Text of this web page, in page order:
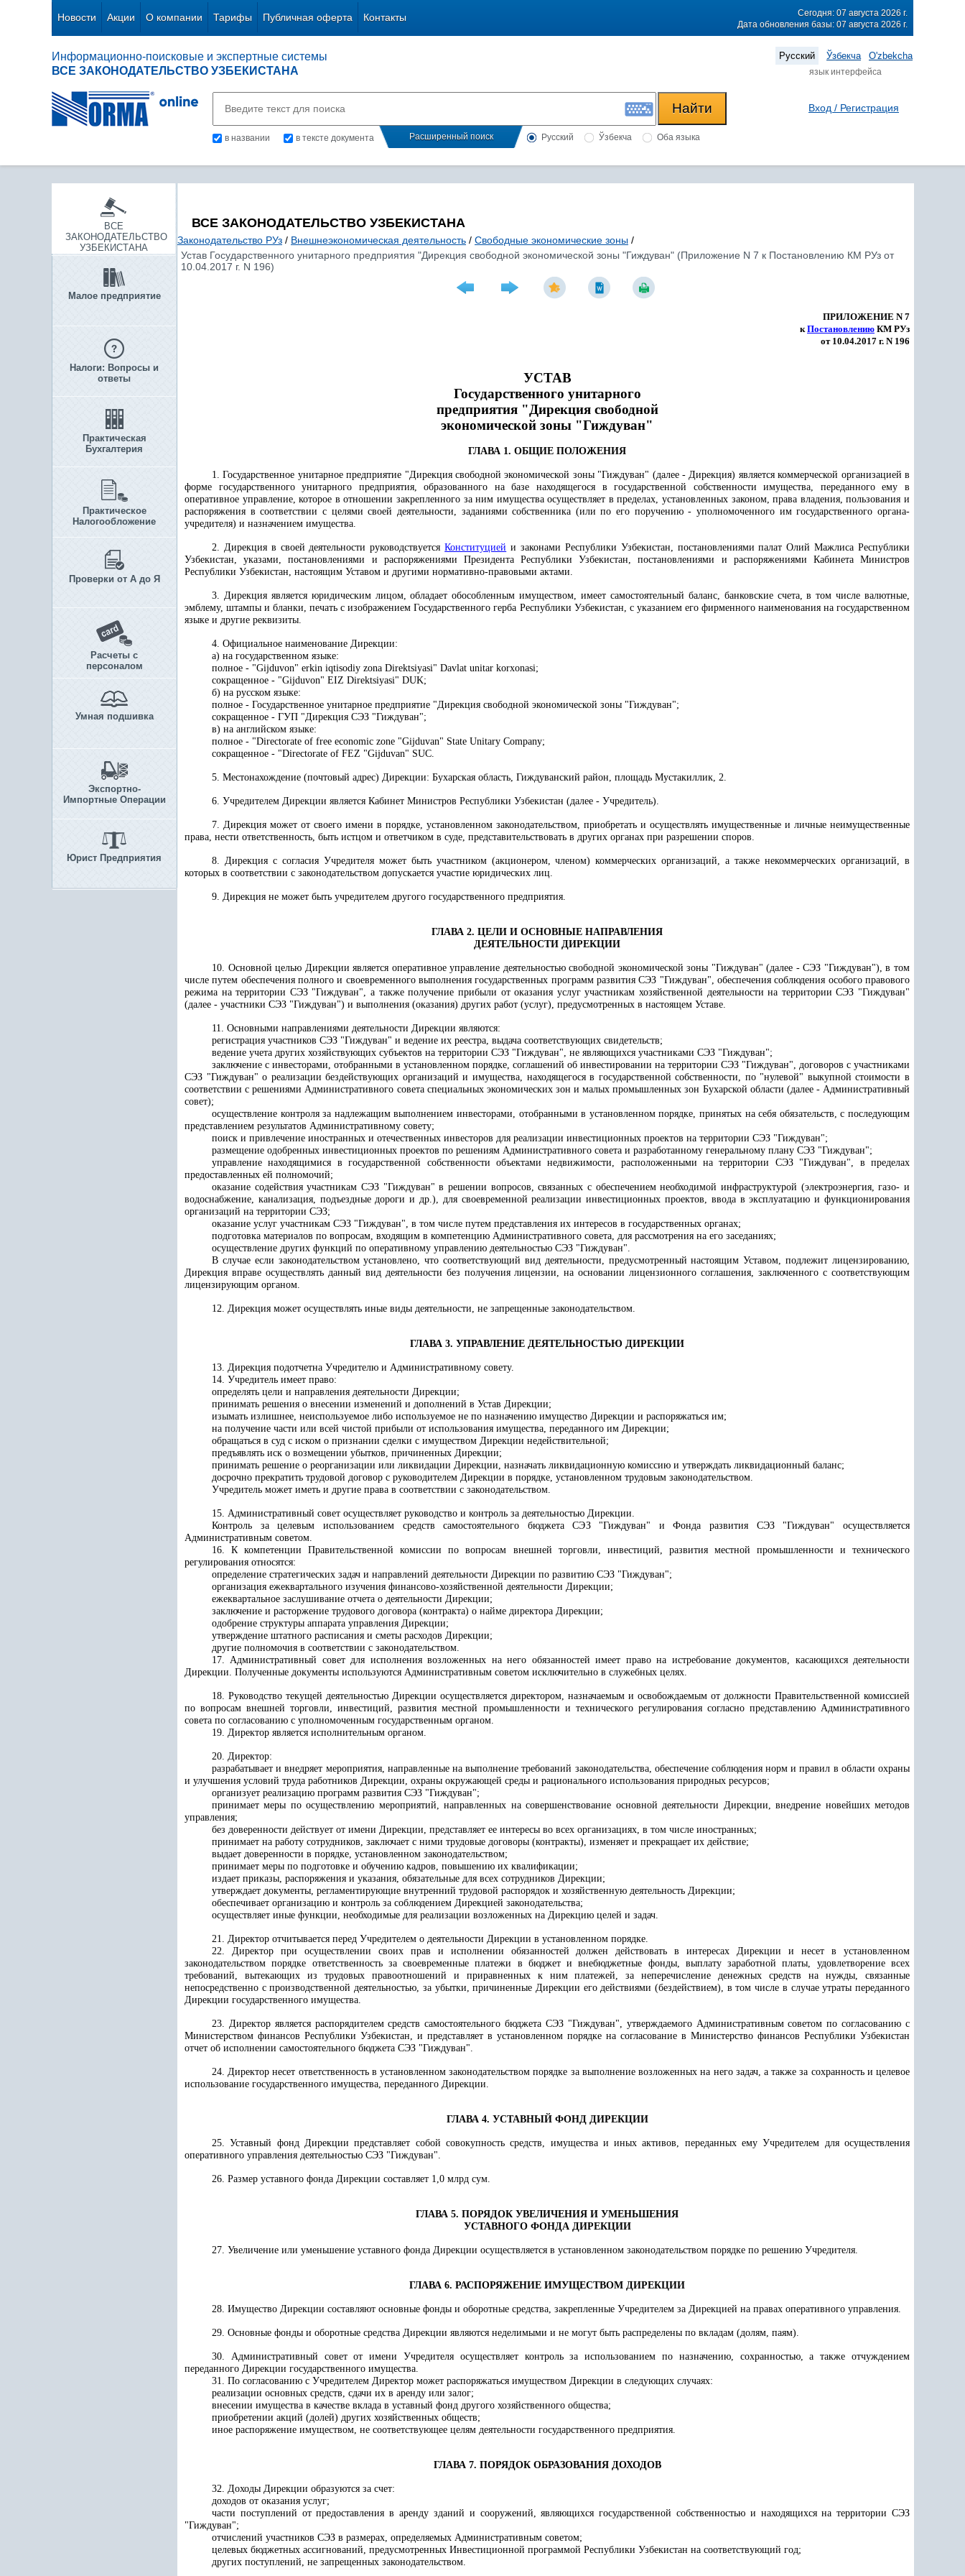
Новости Акции О компании Тарифы Публичная оферта Контакты
Сегодня: 07 августа 2026 г.
Дата обновления базы: 07 августа 2026 г.
Информационно-поисковые и экспертные системы
ВСЕ ЗАКОНОДАТЕЛЬСТВО УЗБЕКИСТАНА
Русский Ўзбекча O'zbekcha
язык интерфейса
в названии в тексте документа Расширенный поиск Русский Ўзбекча Оба языка
Вход / Регистрация
ВСЕ
ЗАКОНОДАТЕЛЬСТВО
УЗБЕКИСТАНА
Малое предприятие
Налоги: Вопросы и
ответы
Практическая
Бухгалтерия
Практическое
Налогообложение
Проверки от А до Я
Расчеты с
персоналом
Умная подшивка
Экспортно-
Импортные Операции
Юрист Предприятия
ВСЕ ЗАКОНОДАТЕЛЬСТВО УЗБЕКИСТАНА
Законодательство РУз / Внешнеэкономическая деятельность / Свободные экономические зоны /
Устав Государственного унитарного предприятия "Дирекция свободной экономической зоны "Гиждуван" (Приложение N 7 к Постановлению КМ РУз от
10.04.2017 г. N 196)
ПРИЛОЖЕНИЕ N 7
кПостановлению КМ РУз
от 10.04.2017 г. N 196
УСТАВ
Государственного унитарного
предприятия "Дирекция свободной
экономической зоны "Гиждуван"
ГЛАВА 1. ОБЩИЕ ПОЛОЖЕНИЯ
1. Государственное унитарное предприятие "Дирекция свободной экономической зоны "Гиждуван" (далее - Дирекция) является коммерческой организацией в
форме государственного унитарного предприятия, образованного на базе находящегося в государственной собственности имущества, переданного ему в
оперативное управление, которое в отношении закрепленного за ним имущества осуществляет в пределах, установленных законом, права владения, пользования и
распоряжения в соответствии с целями своей деятельности, заданиями собственника (или по его поручению - уполномоченного им государственного органа-
учредителя) и назначением имущества.
2. Дирекция в своей деятельности руководствуетсяКонституцией и законами Республики Узбекистан, постановлениями палат Олий Мажлиса Республики
Узбекистан, указами, постановлениями и распоряжениями Президента Республики Узбекистан, постановлениями и распоряжениями Кабинета Министров
Республики Узбекистан, настоящим Уставом и другими нормативно-правовыми актами.
3. Дирекция является юридическим лицом, обладает обособленным имуществом, имеет самостоятельный баланс, банковские счета, в том числе валютные,
эмблему, штампы и бланки, печать с изображением Государственного герба Республики Узбекистан, с указанием его фирменного наименования на государственном
языке и другие реквизиты.
4. Официальное наименование Дирекции:
а) на государственном языке:
полное - "Gijduvon" erkin iqtisodiy zona Direktsiyasi" Davlat unitar korxonasi;
сокращенное - "Gijduvon" EIZ Direktsiyasi" DUK;
б) на русском языке:
полное - Государственное унитарное предприятие "Дирекция свободной экономической зоны "Гиждуван";
сокращенное - ГУП "Дирекция СЭЗ "Гиждуван";
в) на английском языке:
полное - "Directorate of free economic zone "Gijduvan" State Unitary Company;
сокращенное - "Directorate of FEZ "Gijduvan" SUC.
5. Местонахождение (почтовый адрес) Дирекции: Бухарская область, Гиждуванский район, площадь Мустакиллик, 2.
6. Учредителем Дирекции является Кабинет Министров Республики Узбекистан (далее - Учредитель).
7. Дирекция может от своего имени в порядке, установленном законодательством, приобретать и осуществлять имущественные и личные неимущественные
права, нести ответственность, быть истцом и ответчиком в суде, представительствовать в других органах при разрешении споров.
8. Дирекция с согласия Учредителя может быть участником (акционером, членом) коммерческих организаций, а также некоммерческих организаций, в
которых в соответствии с законодательством допускается участие юридических лиц.
9. Дирекция не может быть учредителем другого государственного предприятия.
ГЛАВА 2. ЦЕЛИ И ОСНОВНЫЕ НАПРАВЛЕНИЯ
ДЕЯТЕЛЬНОСТИ ДИРЕКЦИИ
10. Основной целью Дирекции является оперативное управление деятельностью свободной экономической зоны "Гиждуван" (далее - СЭЗ "Гиждуван"), в том
числе путем обеспечения полного и своевременного выполнения государственных программ развития СЭЗ "Гиждуван", обеспечения соблюдения особого правового
режима на территории СЭЗ "Гиждуван", а также получение прибыли от оказания услуг участникам хозяйственной деятельности на территории СЭЗ "Гиждуван"
(далее - участники СЭЗ "Гиждуван") и выполнения (оказания) других работ (услуг), предусмотренных в настоящем Уставе.
11. Основными направлениями деятельности Дирекции являются:
регистрация участников СЭЗ "Гиждуван" и ведение их реестра, выдача соответствующих свидетельств;
ведение учета других хозяйствующих субъектов на территории СЭЗ "Гиждуван", не являющихся участниками СЭЗ "Гиждуван";
заключение с инвесторами, отобранными в установленном порядке, соглашений об инвестировании на территории СЭЗ "Гиждуван", договоров с участниками
СЭЗ "Гиждуван" о реализации бездействующих организаций и имущества, находящегося в государственной собственности, по "нулевой" выкупной стоимости в
соответствии с решениями Административного совета специальных экономических зон и малых промышленных зон Бухарской области (далее - Административный
совет);
осуществление контроля за надлежащим выполнением инвесторами, отобранными в установленном порядке, принятых на себя обязательств, с последующим
представлением результатов Административному совету;
поиск и привлечение иностранных и отечественных инвесторов для реализации инвестиционных проектов на территории СЭЗ "Гиждуван";
размещение одобренных инвестиционных проектов по решениям Административного совета и разработанному генеральному плану СЭЗ "Гиждуван";
управление находящимися в государственной собственности объектами недвижимости, расположенными на территории СЭЗ "Гиждуван", в пределах
предоставленных ей полномочий;
оказание содействия участникам СЭЗ "Гиждуван" в решении вопросов, связанных с обеспечением необходимой инфраструктурой (электроэнергия, газо- и
водоснабжение, канализация, подъездные дороги и др.), для своевременной реализации инвестиционных проектов, ввода в эксплуатацию и функционирования
организаций на территории СЭЗ;
оказание услуг участникам СЭЗ "Гиждуван", в том числе путем представления их интересов в государственных органах;
подготовка материалов по вопросам, входящим в компетенцию Административного совета, для рассмотрения на его заседаниях;
осуществление других функций по оперативному управлению деятельностью СЭЗ "Гиждуван".
В случае если законодательством установлено, что соответствующий вид деятельности, предусмотренный настоящим Уставом, подлежит лицензированию,
Дирекция вправе осуществлять данный вид деятельности без получения лицензии, на основании лицензионного соглашения, заключенного с соответствующим
лицензирующим органом.
12. Дирекция может осуществлять иные виды деятельности, не запрещенные законодательством.
ГЛАВА 3. УПРАВЛЕНИЕ ДЕЯТЕЛЬНОСТЬЮ ДИРЕКЦИИ
13. Дирекция подотчетна Учредителю и Административному совету.
14. Учредитель имеет право:
определять цели и направления деятельности Дирекции;
принимать решения о внесении изменений и дополнений в Устав Дирекции;
изымать излишнее, неиспользуемое либо используемое не по назначению имущество Дирекции и распоряжаться им;
на получение части или всей чистой прибыли от использования имущества, переданного им Дирекции;
обращаться в суд с иском о признании сделки с имуществом Дирекции недействительной;
предъявлять иск о возмещении убытков, причиненных Дирекции;
принимать решение о реорганизации или ликвидации Дирекции, назначать ликвидационную комиссию и утверждать ликвидационный баланс;
досрочно прекратить трудовой договор с руководителем Дирекции в порядке, установленном трудовым законодательством.
Учредитель может иметь и другие права в соответствии с законодательством.
15. Административный совет осуществляет руководство и контроль за деятельностью Дирекции.
Контроль за целевым использованием средств самостоятельного бюджета СЭЗ "Гиждуван" и Фонда развития СЭЗ "Гиждуван" осуществляется
Административным советом.
16. К компетенцииПравительственной комиссии по вопросам внешней торговли, инвестиций, развития местной промышленности и технического
регулирования относятся:
определение стратегических задач и направлений деятельности Дирекции по развитию СЭЗ "Гиждуван";
организация ежеквартального изучения финансово-хозяйственной деятельности Дирекции;
ежеквартальное заслушивание отчета о деятельности Дирекции;
заключение и расторжение трудового договора (контракта) о найме директора Дирекции;
одобрение структуры аппарата управления Дирекции;
утверждение штатного расписания и сметы расходов Дирекции;
другие полномочия в соответствии с законодательством.
17. Административный совет для исполнения возложенных на него обязанностей имеет право на истребование документов, касающихся деятельности
Дирекции. Полученные документы используются Административным советом исключительно в служебных целях.
18. Руководство текущей деятельностью Дирекции осуществляется директором, назначаемым и освобождаемым от должности Правительственной комиссией
по вопросам внешней торговли, инвестиций, развития местной промышленности и технического регулирования согласно представлению Административного
совета по согласованию с уполномоченным государственным органом.
19. Директор является исполнительным органом.
20. Директор:
разрабатывает и внедряет мероприятия, направленные на выполнение требований законодательства, обеспечение соблюдения норм и правил в области охраны
и улучшения условий труда работников Дирекции, охраны окружающей среды и рационального использования природных ресурсов;
организует реализацию программ развития СЭЗ "Гиждуван";
принимает меры по осуществлению мероприятий, направленных на совершенствование основной деятельности Дирекции, внедрение новейших методов
управления;
без доверенности действует от имени Дирекции, представляет ее интересы во всех организациях, в том числе иностранных;
принимает на работу сотрудников, заключает с ними трудовые договоры (контракты), изменяет и прекращает их действие;
выдает доверенности в порядке, установленном законодательством;
принимает меры по подготовке и обучению кадров, повышению их квалификации;
издает приказы, распоряжения и указания, обязательные для всех сотрудников Дирекции;
утверждает документы, регламентирующие внутренний трудовой распорядок и хозяйственную деятельность Дирекции;
обеспечивает организацию и контроль за соблюдением Дирекцией законодательства;
осуществляет иные функции, необходимые для реализации возложенных на Дирекцию целей и задач.
21. Директор отчитывается перед Учредителем о деятельности Дирекции в установленном порядке.
22. Директор при осуществлении своих прав и исполнении обязанностей должен действовать в интересах Дирекции и несет в установленном
законодательством порядке ответственность за своевременные платежи в бюджет и внебюджетные фонды, выплату заработной платы, удовлетворение всех
требований, вытекающих из трудовых правоотношений и приравненных к ним платежей, за неперечисление денежных средств на нужды, связанные
непосредственно с производственной деятельностью, за убытки, причиненные Дирекции его действиями (бездействием), в том числе в случае утраты переданного
Дирекции государственного имущества.
23. Директор является распорядителем средств самостоятельного бюджета СЭЗ "Гиждуван", утверждаемого Административным советом по согласованию с
Министерством финансов Республики Узбекистан, и представляет в установленном порядке на согласование в Министерство финансов Республики Узбекистан
отчет об исполнении самостоятельного бюджета СЭЗ "Гиждуван".
24. Директор несет ответственность в установленном законодательством порядке за выполнение возложенных на него задач, а также за сохранность и целевое
использование государственного имущества, переданного Дирекции.
ГЛАВА 4. УСТАВНЫЙ ФОНД ДИРЕКЦИИ
25. Уставный фонд Дирекции представляет собой совокупность средств, имущества и иных активов, переданных ему Учредителем для осуществления
оперативного управления деятельностью СЭЗ "Гиждуван".
26. Размер уставного фонда Дирекции составляет 1,0 млрд сум.
ГЛАВА 5. ПОРЯДОК УВЕЛИЧЕНИЯ И УМЕНЬШЕНИЯ
УСТАВНОГО ФОНДА ДИРЕКЦИИ
27. Увеличение или уменьшение уставного фонда Дирекции осуществляется в установленном законодательством порядке по решению Учредителя.
ГЛАВА 6. РАСПОРЯЖЕНИЕ ИМУЩЕСТВОМ ДИРЕКЦИИ
28. Имущество Дирекции составляют основные фонды и оборотные средства, закрепленные Учредителем за Дирекцией на правах оперативного управления.
29. Основные фонды и оборотные средства Дирекции являются неделимыми и не могут быть распределены по вкладам (долям, паям).
30. Административный совет от имени Учредителя осуществляет контроль за использованием по назначению, сохранностью, а также отчуждением
переданного Дирекции государственного имущества.
31. По согласованию с Учредителем Директор может распоряжаться имуществом Дирекции в следующих случаях:
реализации основных средств, сдачи их в аренду или залог;
внесении имущества в качестве вклада в уставный фонд другого хозяйственного общества;
приобретении акций (долей) других хозяйственных обществ;
иное распоряжение имуществом, не соответствующее целям деятельности государственного предприятия.
ГЛАВА 7. ПОРЯДОК ОБРАЗОВАНИЯ ДОХОДОВ
32. Доходы Дирекции образуются за счет:
доходов от оказания услуг;
части поступлений от предоставления в аренду зданий и сооружений, являющихся государственной собственностью и находящихся на территории СЭЗ
"Гиждуван";
отчислений участников СЭЗ в размерах, определяемых Административным советом;
целевых бюджетных ассигнований, предусмотренных Инвестиционной программой Республики Узбекистан на соответствующий год;
других поступлений, не запрещенных законодательством.